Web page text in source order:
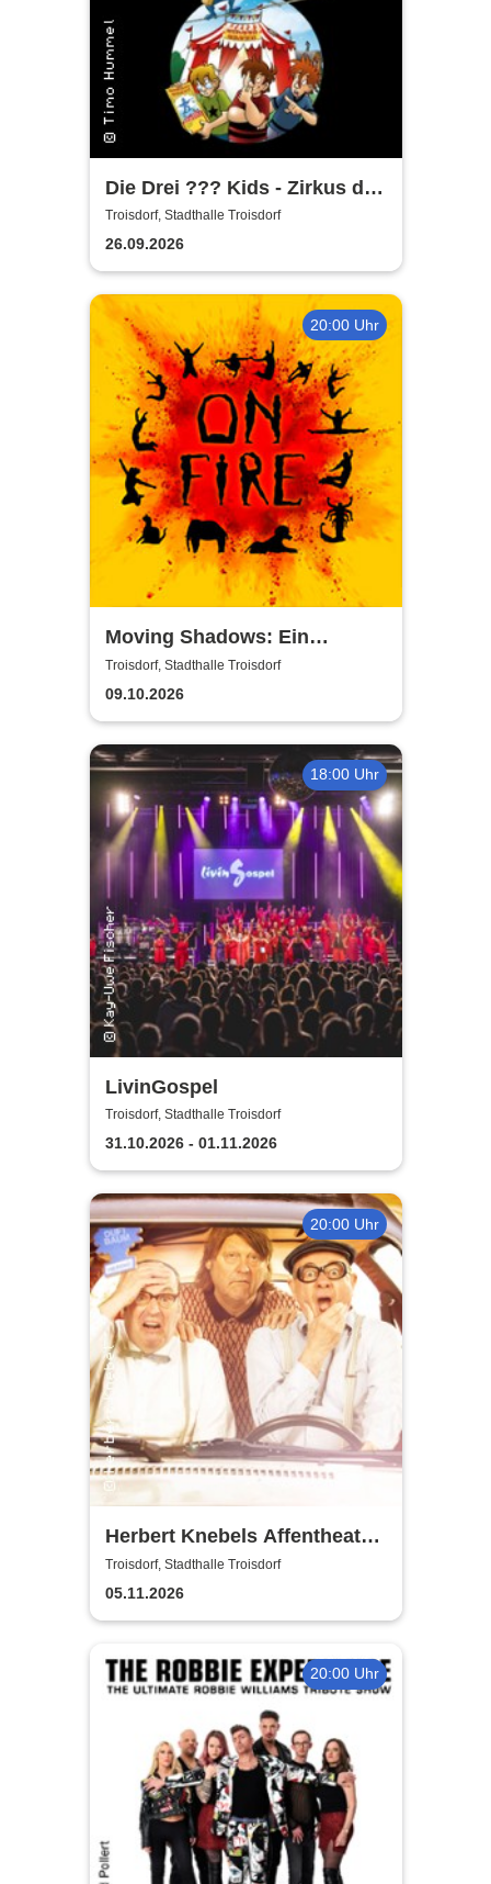
Die Drei ??? Kids - Zirkus der
Rätsel
Troisdorf, Stadthalle Troisdorf
26.09.2026
20:00 Uhr
Moving Shadows: Ein
Schattentheater, das alles in
den Schatten stellt - On Fire
Troisdorf, Stadthalle Troisdorf
09.10.2026
18:00 Uhr
LivinGospel
Troisdorf, Stadthalle Troisdorf
31.10.2026 - 01.11.2026
20:00 Uhr
Herbert Knebels Affentheater
- Voll Karacho!
Troisdorf, Stadthalle Troisdorf
05.11.2026
20:00 Uhr